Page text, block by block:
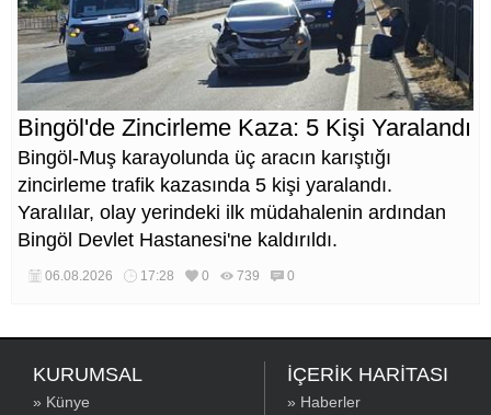
Bingöl'de Zincirleme Kaza: 5 Kişi Yaralandı
Bingöl-Muş karayolunda üç aracın karıştığı
zincirleme trafik kazasında 5 kişi yaralandı.
Yaralılar, olay yerindeki ilk müdahalenin ardından
Bingöl Devlet Hastanesi'ne kaldırıldı.
06.08.2026 17:28 0 739 0
KURUMSAL
» Künye
İÇERİK HARİTASI
» Haberler